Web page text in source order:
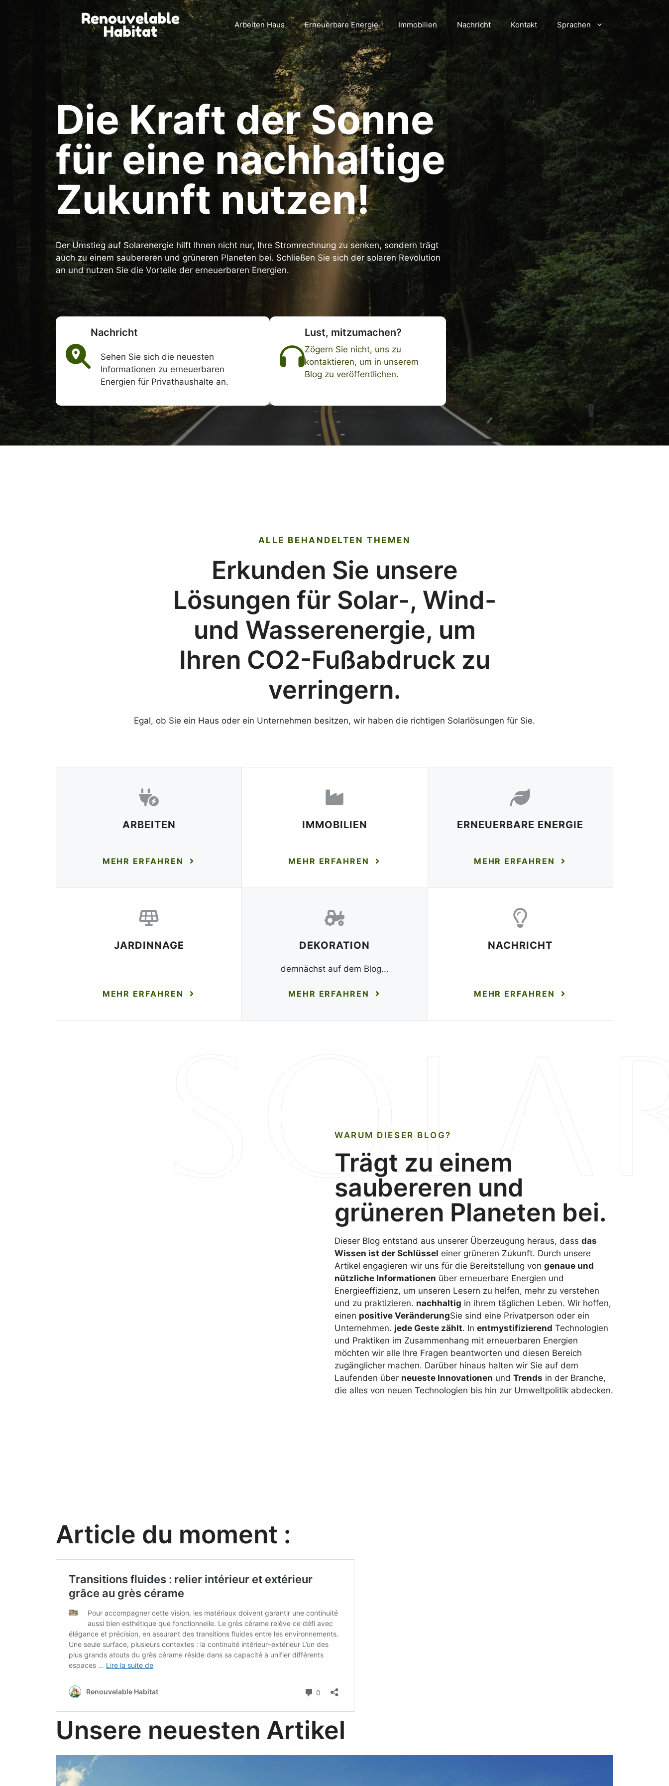
Arbeiten Haus Erneuerbare Energie Immobilien Nachricht Kontakt Sprachen
Die Kraft der Sonne
für eine nachhaltige
Zukunft nutzen!
Der Umstieg auf Solarenergie hilft Ihnen nicht nur, Ihre Stromrechnung zu senken, sondern trägt
auch zu einem saubereren und grüneren Planeten bei. Schließen Sie sich der solaren Revolution
an und nutzen Sie die Vorteile der erneuerbaren Energien.
Nachricht
Sehen Sie sich die neuesten
Informationen zu erneuerbaren
Energien für Privathaushalte an.
Lust, mitzumachen?
Zögern Sie nicht, uns zu
kontaktieren, um in unserem
Blog zu veröffentlichen.
ALLE BEHANDELTEN THEMEN
Erkunden Sie unsere
Lösungen für Solar-, Wind-
und Wasserenergie, um
Ihren CO2-Fußabdruck zu
verringern.
Egal, ob Sie ein Haus oder ein Unternehmen besitzen, wir haben die richtigen Solarlösungen für Sie.
ARBEITEN
MEHR ERFAHREN
IMMOBILIEN
MEHR ERFAHREN
ERNEUERBARE ENERGIE
MEHR ERFAHREN
JARDINNAGE
MEHR ERFAHREN
DEKORATION
demnächst auf dem Blog...
MEHR ERFAHREN
NACHRICHT
MEHR ERFAHREN
WARUM DIESER BLOG?
Trägt zu einem
saubereren und
grüneren Planeten bei.
Dieser Blog entstand aus unserer Überzeugung heraus, dass das
Wissen ist der Schlüssel einer grüneren Zukunft. Durch unsere
Artikel engagieren wir uns für die Bereitstellung von genaue und
nützliche Informationen über erneuerbare Energien und
Energieeffizienz, um unseren Lesern zu helfen, mehr zu verstehen
und zu praktizieren. nachhaltig in ihrem täglichen Leben. Wir hoffen,
einen positive VeränderungSie sind eine Privatperson oder ein
Unternehmen. jede Geste zählt. In entmystifizierend Technologien
und Praktiken im Zusammenhang mit erneuerbaren Energien
möchten wir alle Ihre Fragen beantworten und diesen Bereich
zugänglicher machen. Darüber hinaus halten wir Sie auf dem
Laufenden über neueste Innovationen und Trends in der Branche,
die alles von neuen Technologien bis hin zur Umweltpolitik abdecken.
Article du moment :
Unsere neuesten Artikel